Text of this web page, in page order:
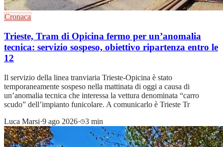
Cronaca
Trieste, Tram di Opicina fermo per un’anomalia
tecnica: servizio sospeso, obiettivo ripartenza entro le
12
Il servizio della linea tranviaria Trieste-Opicina è stato
temporaneamente sospeso nella mattinata di oggi a causa di
un’anomalia tecnica che interessa la vettura denominata “carro
scudo” dell’impianto funicolare. A comunicarlo è Trieste Tr
Luca Marsi·9 ago 2026· 3 min